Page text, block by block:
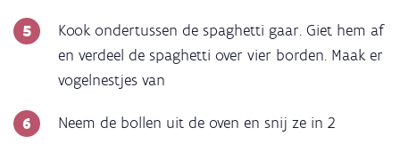
Kook ondertussen de spaghetti gaar. Giet hem af
en verdeel de spaghetti over vier borden. Maak er
vogelnestjes van
Neem de bollen uit de oven en snij ze in 2